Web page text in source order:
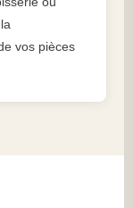
vos pièces